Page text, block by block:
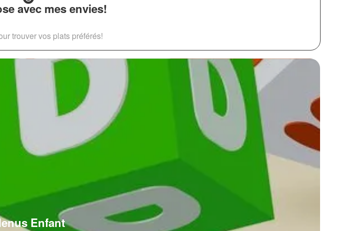
avec mes envies!
trouver vos plats préférés!
Enfant